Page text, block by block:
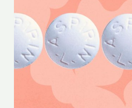
HET
RISICO
DEMENTIE
VERGROTEN